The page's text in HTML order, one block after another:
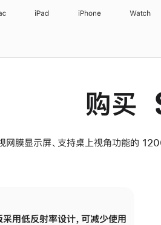
iPad iPhone Watch
购买
膜显示屏、支持桌上视角功能的
用低反射率设计，可减少使用